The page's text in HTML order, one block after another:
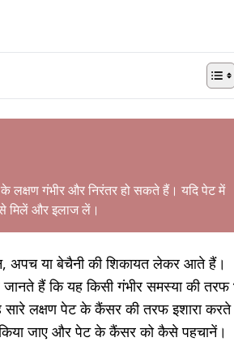
गंभीर और निरंतर हो सकते हैं। यदि पेट में
से मिलें और इलाज लें।
अपच या बेचैनी की शिकायत लेकर आते हैं।
हैं कि यह किसी गंभीर समस्या की तरफ
लक्षण पेट के कैंसर की तरफ इशारा करते
जाए और पेट के कैंसर को कैसे पहचानें।